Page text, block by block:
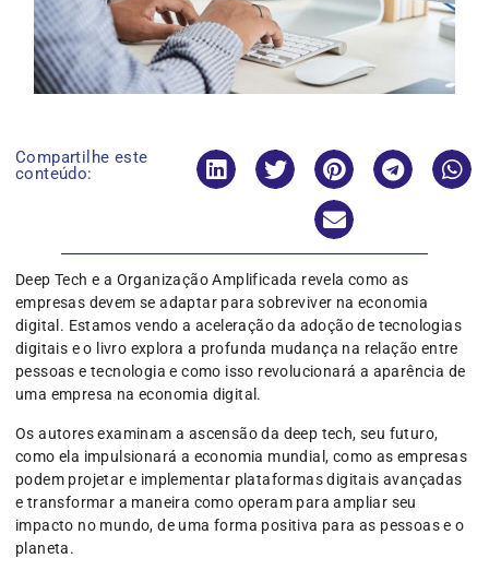
Compartilhe este
conteúdo:
Deep Tech e a Organização Amplificada revela como as
empresas devem se adaptar para sobreviver na economia
digital. Estamos vendo a aceleração da adoção de tecnologias
digitais e o livro explora a profunda mudança na relação entre
pessoas e tecnologia e como isso revolucionará a aparência de
uma empresa na economia digital.
Os autores examinam a ascensão da deep tech, seu futuro,
como ela impulsionará a economia mundial, como as empresas
podem projetar e implementar plataformas digitais avançadas
e transformar a maneira como operam para ampliar seu
impacto no mundo, de uma forma positiva para as pessoas e o
planeta.